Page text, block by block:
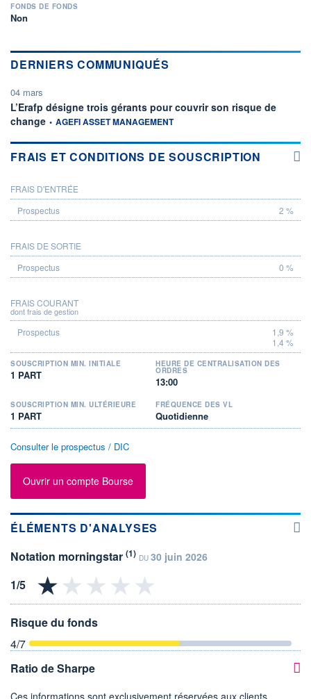
FONDS DE FONDS
Non
DERNIERS COMMUNIQUÉS
04 mars
L’Erafp désigne trois gérants pour couvrir son risque de
change information fournie par
• AGEFI ASSET MANAGEMENT
FRAIS ET CONDITIONS DE SOUSCRIPTION
PROSPECTUS
FRAIS D'ENTRÉE
2 %
FRAIS DE SORTIE
0 %
FRAIS COURANT
dont frais de gestion
1,9 %
1,4 %
SOUSCRIPTION MIN. INITIALE
1 PART
HEURE DE CENTRALISATION DES
ORDRES
13:00
SOUSCRIPTION MIN. ULTÉRIEURE
1 PART
FRÉQUENCE DES VL
Quotidienne
Consulter le prospectus / DIC
Ouvrir un compte Bourse
ÉLÉMENTS D'ANALYSES
Notation morningstar (1) DU 30 juin 2026
Risque du fonds
4/7
Ratio de Sharpe